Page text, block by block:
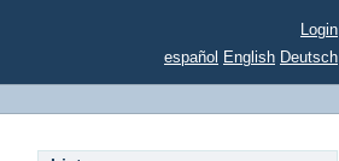
Login
español English Deutsch